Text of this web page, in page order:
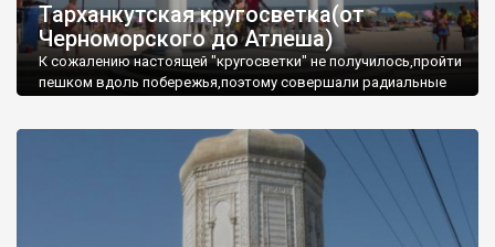
Тарханкутская кругосветка(от
Черноморского до Атлеша)
К сожалению настоящей "кругосветки" не получилось,пройти
пешком вдоль побережья,поэтому совершали радиальные